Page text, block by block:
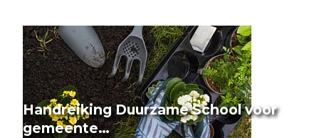
Handreiking Duurzame School voor
gemeente…